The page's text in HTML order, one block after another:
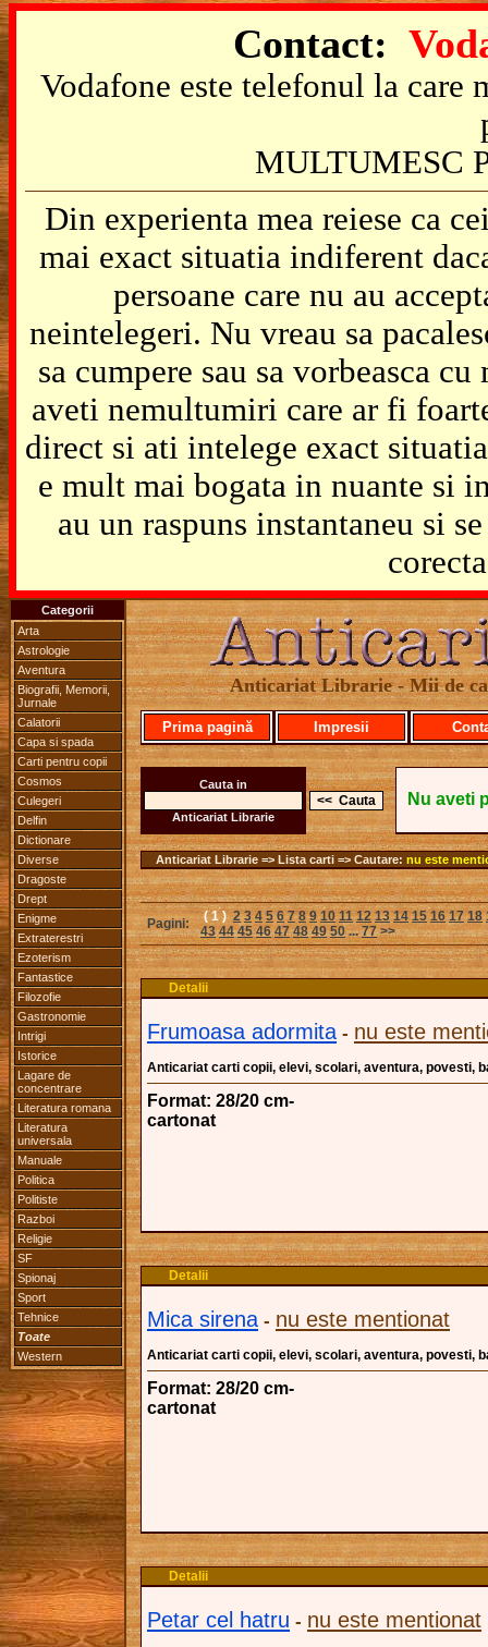
Contact:
Vodafone este telefonul la
MULTUMESC
Din experienta mea reiese ca
mai exact situatia indiferent
persoane care nu au
neintelegeri. Nu vreau sa
sa cumpere sau sa vorbeasca
aveti nemultumiri care ar fi
direct si ati intelege exact
e mult mai bogata in nuante si
au un raspuns instantaneu si
Categorii
Arta
Astrologie
Aventura
Biografii, Memorii,
Jurnale
Calatorii
Capa si spada
Carti pentru copii
Cosmos
Culegeri
Delfin
Dictionare
Diverse
Dragoste
Drept
Enigme
Extraterestri
Ezoterism
Fantastice
Filozofie
Gastronomie
Intrigi
Istorice
Lagare de
concentrare
Literatura romana
Literatura
universala
Manuale
Politica
Politiste
Razboi
Religie
SF
Spionaj
Sport
Tehnice
Toate
Western
Anticariat Librarie - Mii de
Prima pagină Impresii
Cauta in
Anticariat Librarie
Nu aveti
Anticariat Librarie => Lista carti => Cautare: nu este
Pagini: ( 1 ) 2 3 4 5 6 7 8 9 10 11 12 13 14 15 16 17 18
43 44 45 46 47 48 49 50...77>>
Detalii
Frumoasa adormita- nu este
Anticariat carti copii, elevi, scolari, aventura, povesti,
Format: 28/20 cm-
cartonat
Detalii
Mica sirena- nu este mentionat
Anticariat carti copii, elevi, scolari, aventura, povesti,
Format: 28/20 cm-
cartonat
Detalii
Petar cel hatru - nu este mentionat